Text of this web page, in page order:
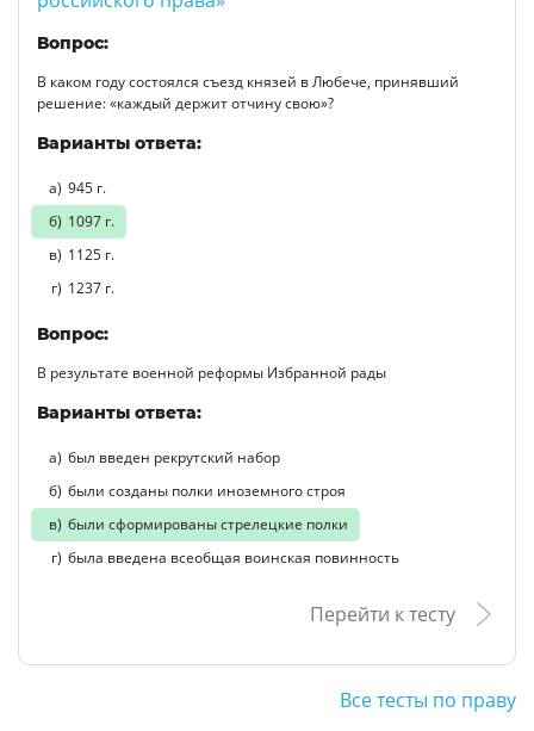
Вопрос:
В каком году состоялся съезд князей в Любече, принявший
решение: «каждый держит отчину свою»?
Варианты ответа:
945 г.
1097 г.
1125 г.
1237 г.
Вопрос:
В результате военной реформы Избранной рады
Варианты ответа:
был введен рекрутский набор
были созданы полки иноземного строя
были сформированы стрелецкие полки
была введена всеобщая воинская повинность
Перейти к тесту
Все тесты по праву